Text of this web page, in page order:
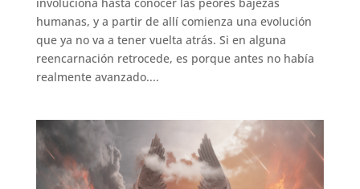
humanas, y a partir de allí comienza una evolución
que ya no va a tener vuelta atrás. Si en alguna
reencarnación retrocede, es porque antes no había
realmente avanzado....